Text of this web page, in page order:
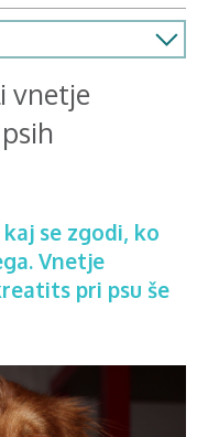
vnetje
se zgodi, ko
Vnetje
pri psu še